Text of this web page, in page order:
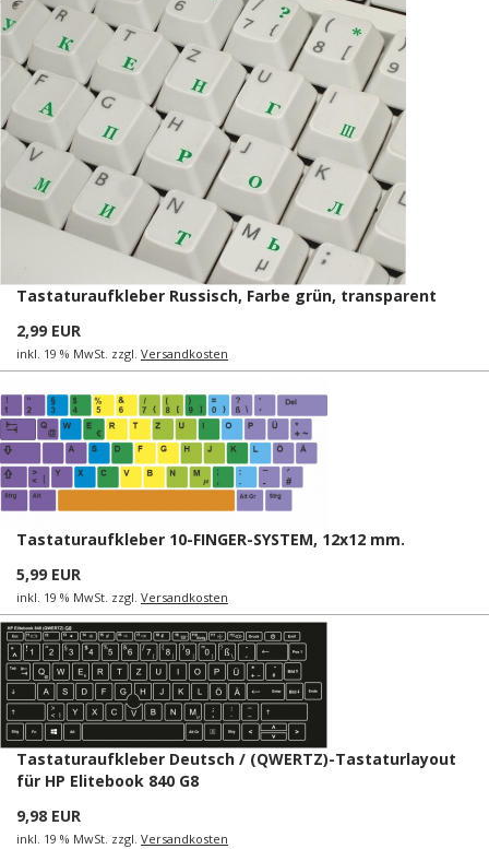
Tastaturaufkleber Russisch, Farbe grün, transparent
2,99 EUR
inkl. 19 % MwSt. zzgl. Versandkosten
Tastaturaufkleber 10-FINGER-SYSTEM, 12x12 mm.
5,99 EUR
inkl. 19 % MwSt. zzgl. Versandkosten
Tastaturaufkleber Deutsch / (QWERTZ)-Tastaturlayout
für HP Elitebook 840 G8
9,98 EUR
inkl. 19 % MwSt. zzgl. Versandkosten